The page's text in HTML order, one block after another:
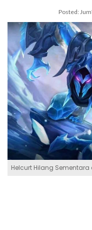
Posted:
Helcurt Hilang Sementara